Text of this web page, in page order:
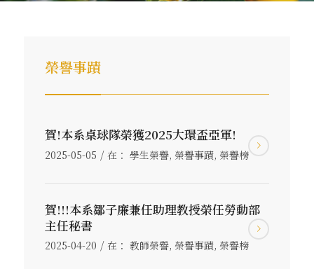
榮譽事蹟
賀!本系桌球隊榮獲2025大環盃亞軍!
2025-05-05 / 在： 學生榮譽, 榮譽事蹟, 榮譽榜
賀!!!本系鄒子廉兼任助理教授榮任勞動部
主任秘書
2025-04-20 / 在： 教師榮譽, 榮譽事蹟, 榮譽榜